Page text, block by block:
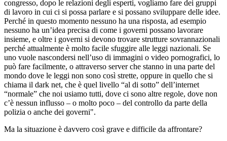
congresso, dopo le relazioni degli esperti, vogliamo fare dei gruppi
di lavoro in cui ci si possa parlare e si possano sviluppare delle idee.
Perché in questo momento nessuno ha una risposta, ad esempio
nessuno ha un’idea precisa di come i governi possano lavorare
insieme, e oltre i governi si devono trovare strutture sovrannazionali
perché attualmente è molto facile sfuggire alle leggi nazionali. Se
uno vuole nascondersi nell’uso di immagini o video pornografici, lo
può fare facilmente, o attraverso server che stanno in una parte del
mondo dove le leggi non sono così strette, oppure in quello che si
chiama il dark net, che è quel livello “al di sotto” dell’internet
“normale” che noi usiamo tutti, dove ci sono altre regole, dove non
c’è nessun influsso – o molto poco – del controllo da parte della
polizia o anche dei governi".
Ma la situazione è davvero così grave e difficile da affrontare?